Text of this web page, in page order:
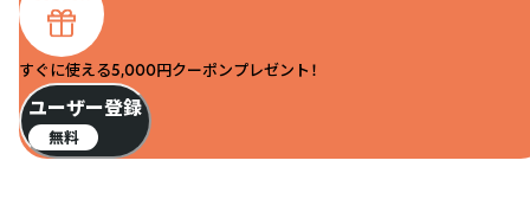
すぐに使える5,000円クーポンプレゼント！
ユーザー登録
無料